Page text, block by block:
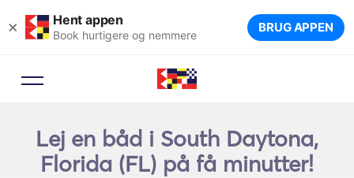
× Hent appen
Book hurtigere og nemmere BRUG APPEN
Lej en båd i South Daytona,
Florida (FL) på få minutter!